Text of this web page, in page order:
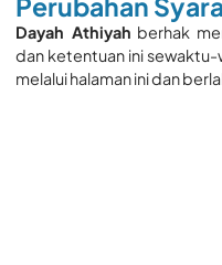
Dayah Athiyah berhak
dan ketentuan ini sewaktu-
melalui halaman ini dan